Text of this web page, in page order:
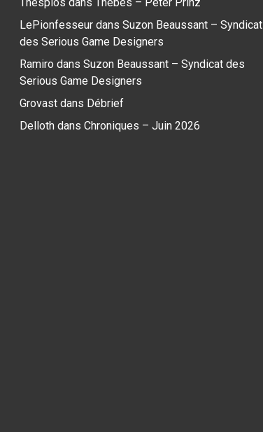
LePionfesseur dans Suzon Beaussant – Syndicat
des Serious Game Designers
Ramiro dans Suzon Beaussant – Syndicat des
Serious Game Designers
Grovast dans Débrief
Delloth dans Chroniques – Juin 2026